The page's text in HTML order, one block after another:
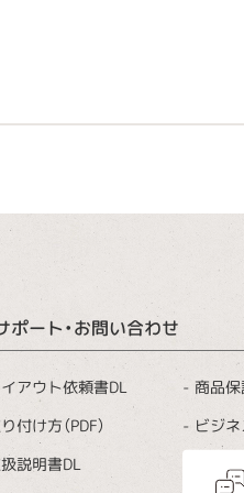
ポート・お問い合わせ
アウト依頼書DL
付け方（PDF）
説明書DL
商品保
ビジ